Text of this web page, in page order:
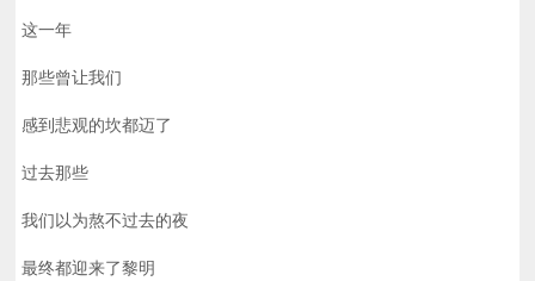
这一年
那些曾让我们
感到悲观的坎都迈了
过去那些
我们以为熬不过去的夜
最终都迎来了黎明